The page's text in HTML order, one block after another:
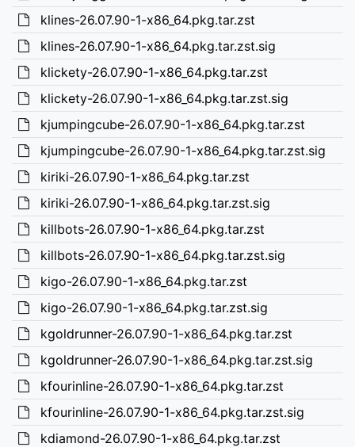
klines-26.07.90-1-x86_64.pkg.tar.zst
klines-26.07.90-1-x86_64.pkg.tar.zst.sig
klickety-26.07.90-1-x86_64.pkg.tar.zst
klickety-26.07.90-1-x86_64.pkg.tar.zst.sig
kjumpingcube-26.07.90-1-x86_64.pkg.tar.zst
kjumpingcube-26.07.90-1-x86_64.pkg.tar.zst.sig
kiriki-26.07.90-1-x86_64.pkg.tar.zst
kiriki-26.07.90-1-x86_64.pkg.tar.zst.sig
killbots-26.07.90-1-x86_64.pkg.tar.zst
killbots-26.07.90-1-x86_64.pkg.tar.zst.sig
kigo-26.07.90-1-x86_64.pkg.tar.zst
kigo-26.07.90-1-x86_64.pkg.tar.zst.sig
kgoldrunner-26.07.90-1-x86_64.pkg.tar.zst
kgoldrunner-26.07.90-1-x86_64.pkg.tar.zst.sig
kfourinline-26.07.90-1-x86_64.pkg.tar.zst
kfourinline-26.07.90-1-x86_64.pkg.tar.zst.sig
kdiamond-26.07.90-1-x86_64.pkg.tar.zst